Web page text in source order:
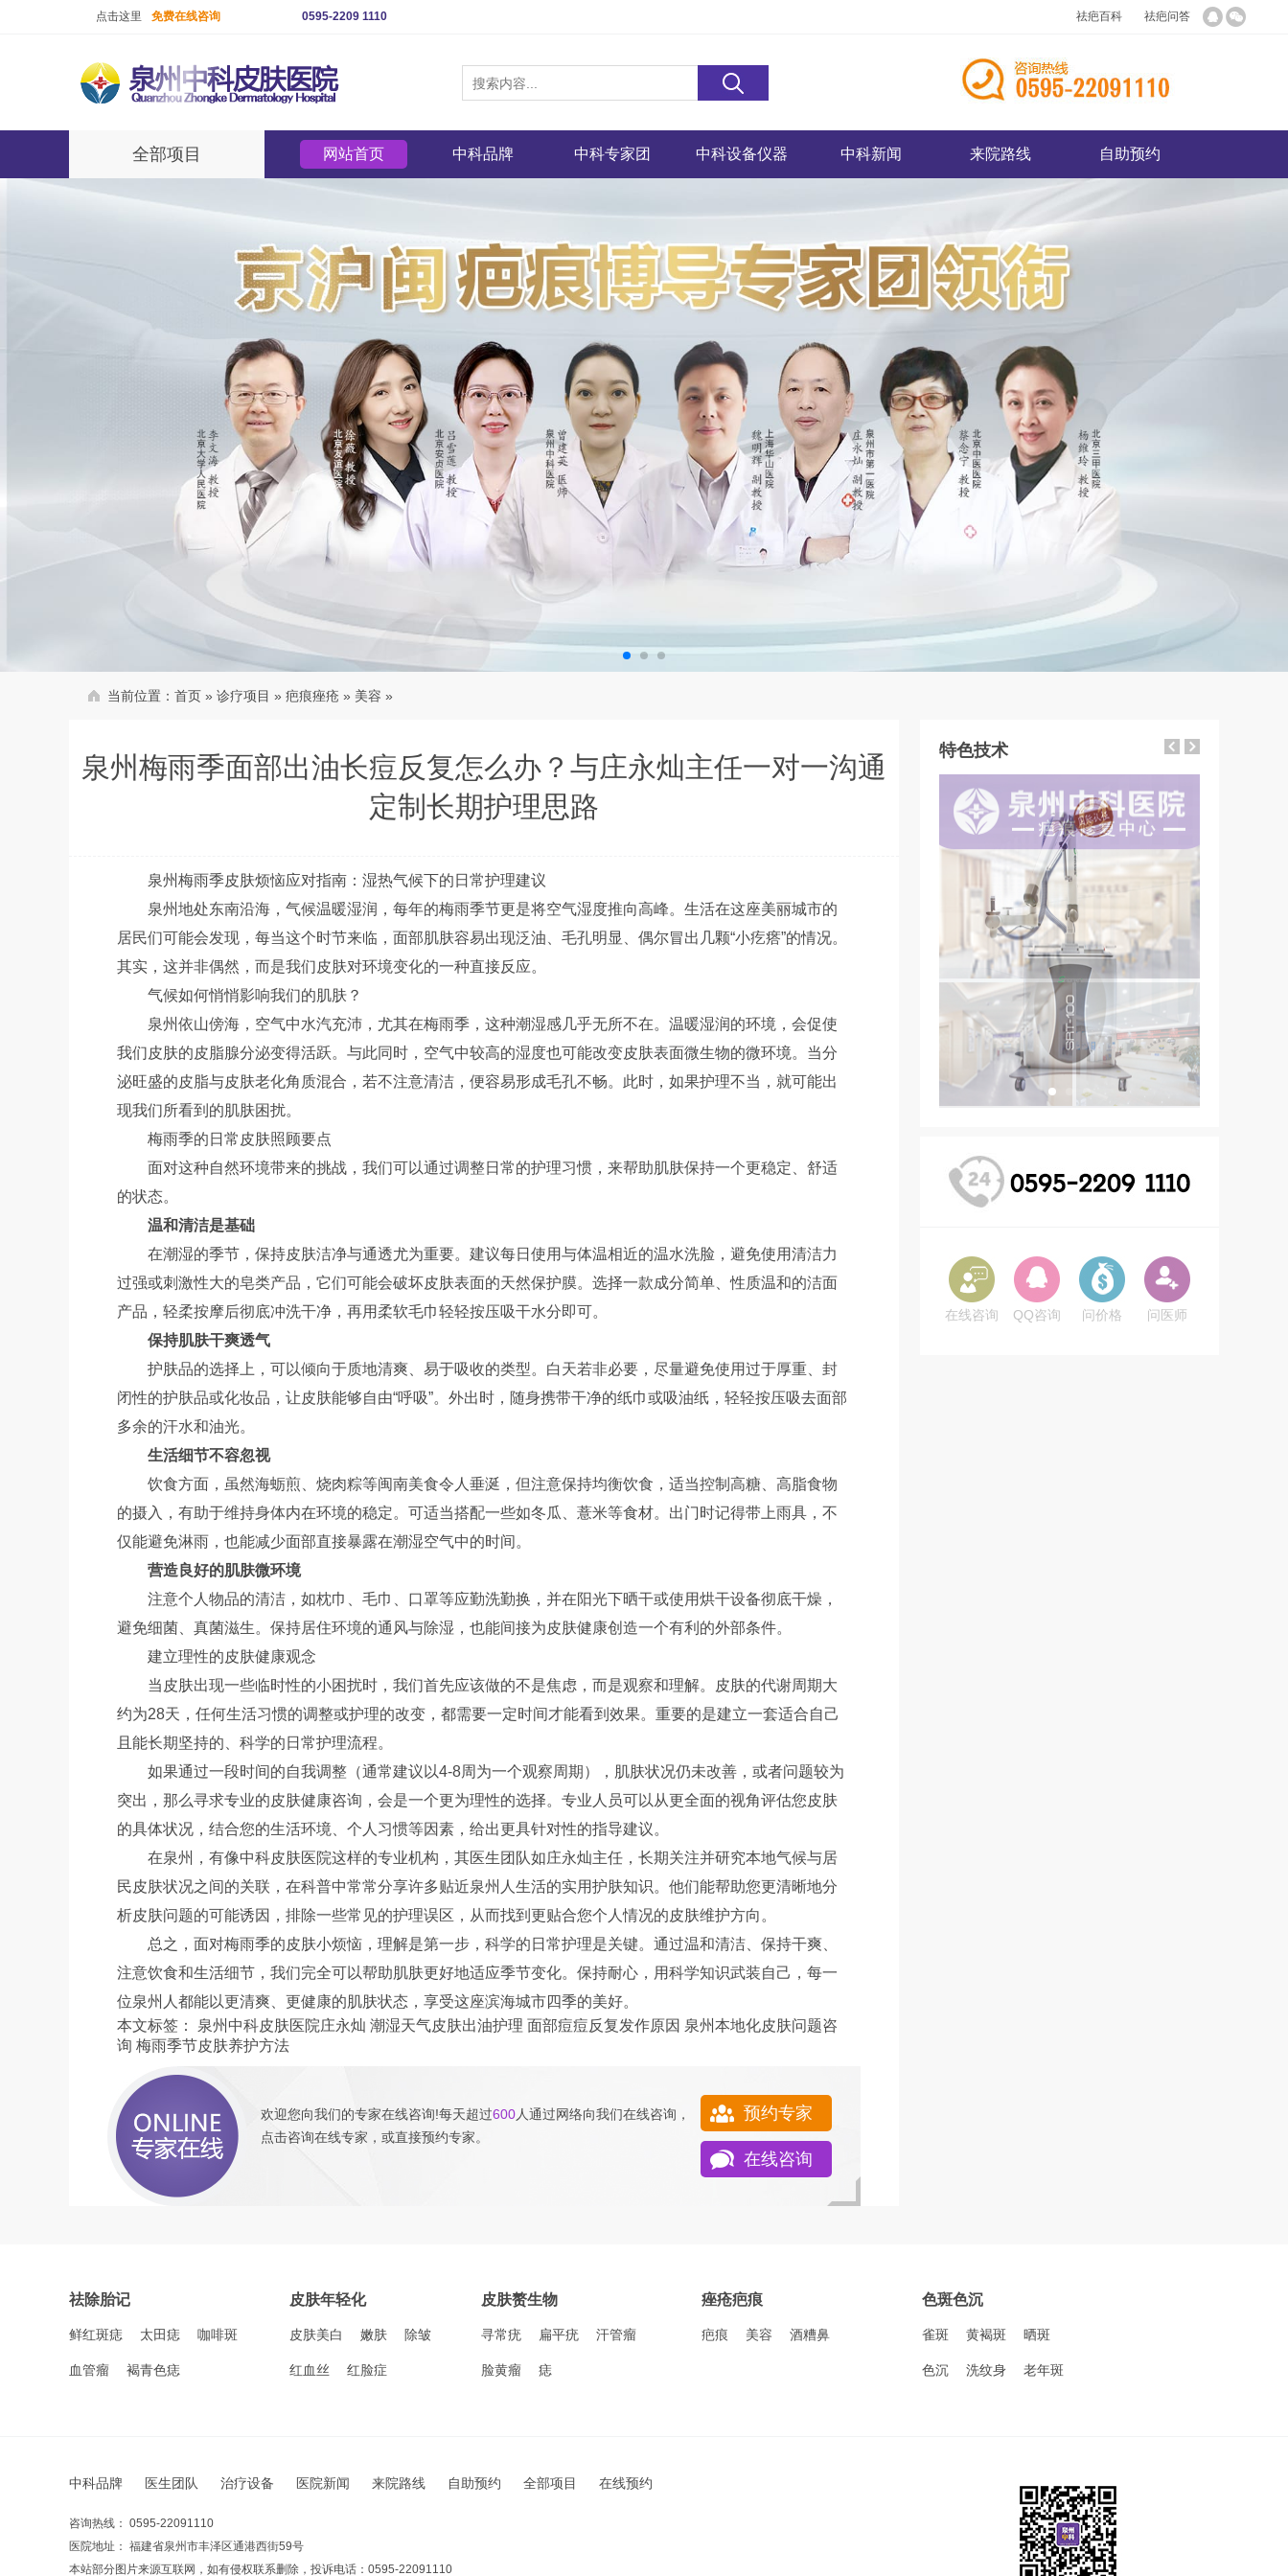
点击这里 免费在线咨询 0595-2209 1110 祛疤百科 祛疤问答
全部项目 网站首页 中科品牌 中科专家团 中科设备仪器 中科新闻 来院路线 自助预约
当前位置： 首页 » 诊疗项目 » 疤痕痤疮 » 美容 »
泉州梅雨季面部出油长痘反复怎么办？与庄永灿主任一对一沟通
定制长期护理思路
泉州梅雨季皮肤烦恼应对指南：湿热气候下的日常护理建议
泉州地处东南沿海，气候温暖湿润，每年的梅雨季节更是将空气湿度推向高峰。生活在这座美丽城市的
居民们可能会发现，每当这个时节来临，面部肌肤容易出现泛油、毛孔明显、偶尔冒出几颗“小疙瘩”的情况。
其实，这并非偶然，而是我们皮肤对环境变化的一种直接反应。
气候如何悄悄影响我们的肌肤？
泉州依山傍海，空气中水汽充沛，尤其在梅雨季，这种潮湿感几乎无所不在。温暖湿润的环境，会促使
我们皮肤的皮脂腺分泌变得活跃。与此同时，空气中较高的湿度也可能改变皮肤表面微生物的微环境。当分
泌旺盛的皮脂与皮肤老化角质混合，若不注意清洁，便容易形成毛孔不畅。此时，如果护理不当，就可能出
现我们所看到的肌肤困扰。
梅雨季的日常皮肤照顾要点
面对这种自然环境带来的挑战，我们可以通过调整日常的护理习惯，来帮助肌肤保持一个更稳定、舒适
的状态。
温和清洁是基础
在潮湿的季节，保持皮肤洁净与通透尤为重要。建议每日使用与体温相近的温水洗脸，避免使用清洁力
过强或刺激性大的皂类产品，它们可能会破坏皮肤表面的天然保护膜。选择一款成分简单、性质温和的洁面
产品，轻柔按摩后彻底冲洗干净，再用柔软毛巾轻轻按压吸干水分即可。
保持肌肤干爽透气
护肤品的选择上，可以倾向于质地清爽、易于吸收的类型。白天若非必要，尽量避免使用过于厚重、封
闭性的护肤品或化妆品，让皮肤能够自由“呼吸”。外出时，随身携带干净的纸巾或吸油纸，轻轻按压吸去面部
多余的汗水和油光。
生活细节不容忽视
饮食方面，虽然海蛎煎、烧肉粽等闽南美食令人垂涎，但注意保持均衡饮食，适当控制高糖、高脂食物
的摄入，有助于维持身体内在环境的稳定。可适当搭配一些如冬瓜、薏米等食材。出门时记得带上雨具，不
仅能避免淋雨，也能减少面部直接暴露在潮湿空气中的时间。
营造良好的肌肤微环境
注意个人物品的清洁，如枕巾、毛巾、口罩等应勤洗勤换，并在阳光下晒干或使用烘干设备彻底干燥，
避免细菌、真菌滋生。保持居住环境的通风与除湿，也能间接为皮肤健康创造一个有利的外部条件。
建立理性的皮肤健康观念
当皮肤出现一些临时性的小困扰时，我们首先应该做的不是焦虑，而是观察和理解。皮肤的代谢周期大
约为28天，任何生活习惯的调整或护理的改变，都需要一定时间才能看到效果。重要的是建立一套适合自己
且能长期坚持的、科学的日常护理流程。
如果通过一段时间的自我调整（通常建议以4-8周为一个观察周期），肌肤状况仍未改善，或者问题较为
突出，那么寻求专业的皮肤健康咨询，会是一个更为理性的选择。专业人员可以从更全面的视角评估您皮肤
的具体状况，结合您的生活环境、个人习惯等因素，给出更具针对性的指导建议。
在泉州，有像中科皮肤医院这样的专业机构，其医生团队如庄永灿主任，长期关注并研究本地气候与居
民皮肤状况之间的关联，在科普中常常分享许多贴近泉州人生活的实用护肤知识。他们能帮助您更清晰地分
析皮肤问题的可能诱因，排除一些常见的护理误区，从而找到更贴合您个人情况的皮肤维护方向。
总之，面对梅雨季的皮肤小烦恼，理解是第一步，科学的日常护理是关键。通过温和清洁、保持干爽、
注意饮食和生活细节，我们完全可以帮助肌肤更好地适应季节变化。保持耐心，用科学知识武装自己，每一
位泉州人都能以更清爽、更健康的肌肤状态，享受这座滨海城市四季的美好。
本文标签：
泉州中科皮肤医院庄永灿 潮湿天气皮肤出油护理 面部痘痘反复发作原因 泉州本地化皮肤问题咨
询 梅雨季节皮肤养护方法
欢迎您向我们的专家在线咨询!每天超过600人通过网络向我们在线咨询 ，
点击咨询在线专家，或直接预约专家。
预约专家
在线咨询
特色技术
在线咨询 QQ咨询 问价格 问医师
祛除胎记
鲜红斑痣 太田痣 咖啡斑
血管瘤 褐青色痣
皮肤年轻化
皮肤美白 嫩肤 除皱
红血丝 红脸症
皮肤赘生物
寻常疣 扁平疣 汗管瘤
脸黄瘤 痣
痤疮疤痕
疤痕 美容 酒糟鼻
色斑色沉
雀斑 黄褐斑 晒斑
色沉 洗纹身 老年斑
中科品牌 医生团队 治疗设备 医院新闻 来院路线 自助预约 全部项目 在线预约
咨询热线： 0595-22091110
医院地址： 福建省泉州市丰泽区通港西街59号
本站部分图片来源互联网，如有侵权联系删除，投诉电话：0595-22091110